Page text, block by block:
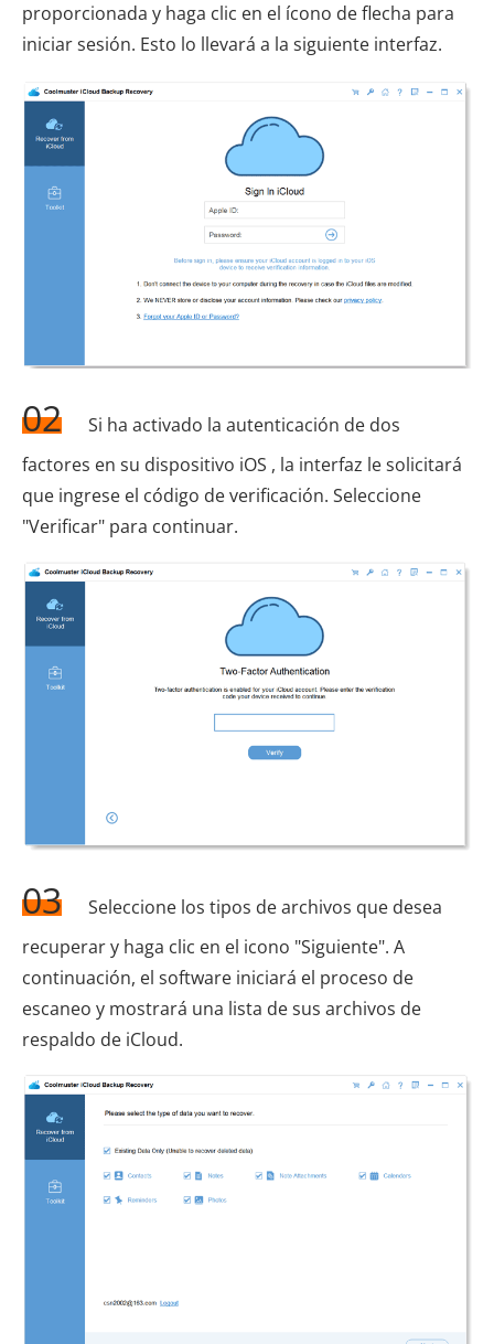
proporcionada y haga clic en el ícono de flecha para
iniciar sesión. Esto lo llevará a la siguiente interfaz.
02
Si ha activado la autenticación de dos
factores en su dispositivo iOS , la interfaz le solicitará
que ingrese el código de verificación. Seleccione
"Verificar" para continuar.
03
Seleccione los tipos de archivos que desea
recuperar y haga clic en el icono "Siguiente". A
continuación, el software iniciará el proceso de
escaneo y mostrará una lista de sus archivos de
respaldo de iCloud.